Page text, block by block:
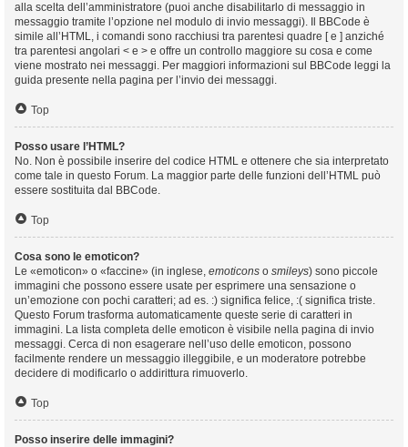
alla scelta dell’amministratore (puoi anche disabilitarlo di messaggio in
messaggio tramite l’opzione nel modulo di invio messaggi). Il BBCode è
simile all’HTML, i comandi sono racchiusi tra parentesi quadre [ e ] anziché
tra parentesi angolari < e > e offre un controllo maggiore su cosa e come
viene mostrato nei messaggi. Per maggiori informazioni sul BBCode leggi la
guida presente nella pagina per l’invio dei messaggi.
Top
Posso usare l’HTML?
No. Non è possibile inserire del codice HTML e ottenere che sia interpretato
come tale in questo Forum. La maggior parte delle funzioni dell’HTML può
essere sostituita dal BBCode.
Top
Cosa sono le emoticon?
Le «emoticon» o «faccine» (in inglese, emoticons o smileys) sono piccole
immagini che possono essere usate per esprimere una sensazione o
un’emozione con pochi caratteri; ad es. :) significa felice, :( significa triste.
Questo Forum trasforma automaticamente queste serie di caratteri in
immagini. La lista completa delle emoticon è visibile nella pagina di invio
messaggi. Cerca di non esagerare nell’uso delle emoticon, possono
facilmente rendere un messaggio illeggibile, e un moderatore potrebbe
decidere di modificarlo o addirittura rimuoverlo.
Top
Posso inserire delle immagini?